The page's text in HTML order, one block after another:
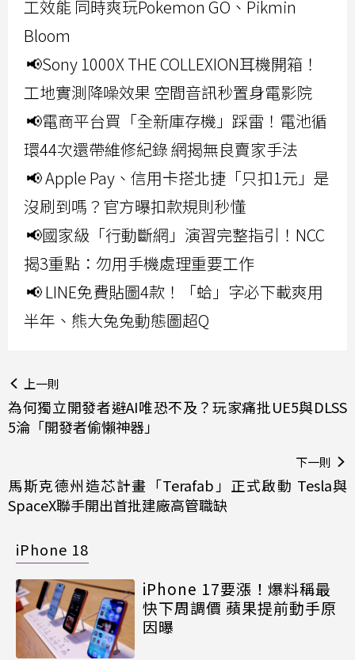
工效能 同時爽玩Pokemon GO、Pikmin
Bloom
📢Sony 1000X THE COLLEXION耳機開箱！
工地實測降噪效果 空間音訊秒置身電影院
📢電商平台買「全新庫存機」踩雷！電池循
環44次還帶維修紀錄 網揭無良賣家手法
📢 Apple Pay、信用卡搭北捷「只扣1元」是
沒刷到嗎？官方曝扣款規則秒懂
📢國家級「行動斷網」演習完整指引！NCC
揭3重點：勿用手機處理重要工作
📢 LINE免費貼圖4款！「蛤」字必下載爽用
半年、熊大兔兔動態圖超Q
上一則
為何獨立開發者避AI唯恐不及？玩家痛批UE5與DLSS
5淪「開發者偷懶神器」
下一則
馬斯克德州造芯計畫「Terafab」正式啟動 Tesla與
SpaceX聯手開出首批建廠高管職缺
iPhone 18
iPhone 17要漲！爆料稱最
快下周調價 蘋果提前動手原
因曝